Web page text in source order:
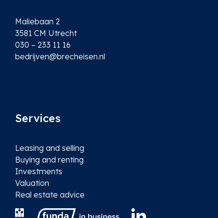
Maliebaan 2
3581 CM Utrecht
030 – 233 11 16
bedrijven@brecheisen.nl
Services
Leasing and selling
Buying and renting
Investments
Valuation
Real estate advice